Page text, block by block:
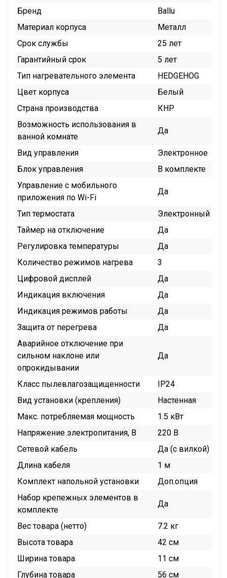
Бренд
Ballu
Материал корпуса
Металл
Срок службы
25 лет
Гарантийный срок
5 лет
Тип нагревательного элемента
HEDGEHOG
Цвет корпуса
Белый
Страна производства
КНР
Возможность использования в
ванной комнате
Да
Вид управления
Электронное
Блок управления
В комплекте
Управление c мобильного
приложения по Wi-Fi
Да
Тип термостата
Электронный
Таймер на отключение
Да
Регулировка температуры
Да
Количество режимов нагрева
3
Цифровой дисплей
Да
Индикация включения
Да
Индикация режимов работы
Да
Защита от перегрева
Да
Аварийное отключение при
сильном наклоне или
опрокидывании
Да
Класс пылевлагозащищенности
IP24
Вид установки (крепления)
Настенная
Макс. потребляемая мощность
1.5 кВт
Напряжение электропитания, В
220 В
Сетевой кабель
Да (с вилкой)
Длина кабеля
1 м
Комплект напольной установки
Доп.опция
Набор крепежных элементов в
комплекте
Да
Вес товара (нетто)
7.2 кг
Высота товара
42 см
Ширина товара
11 см
Глубина товара
56 см